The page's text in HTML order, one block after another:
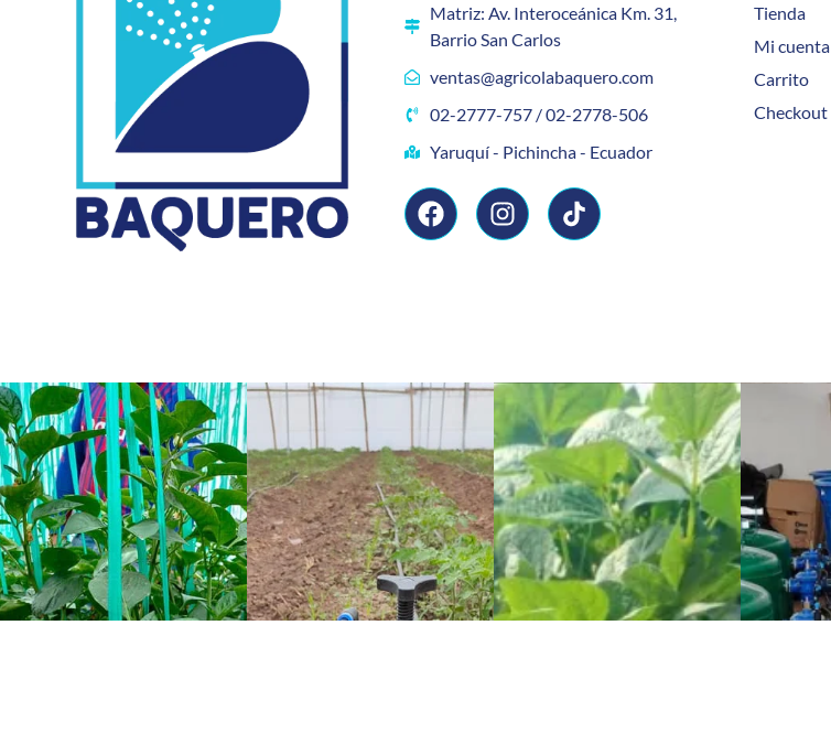
Matriz: Av. Interoceánica Km. 31,
Barrio San Carlos
ventas@agricolabaquero.com
02-2777-757 / 02-2778-506
Yaruquí - Pichincha - Ecuador
Tienda
Mi cuenta
Carrito
Checkout